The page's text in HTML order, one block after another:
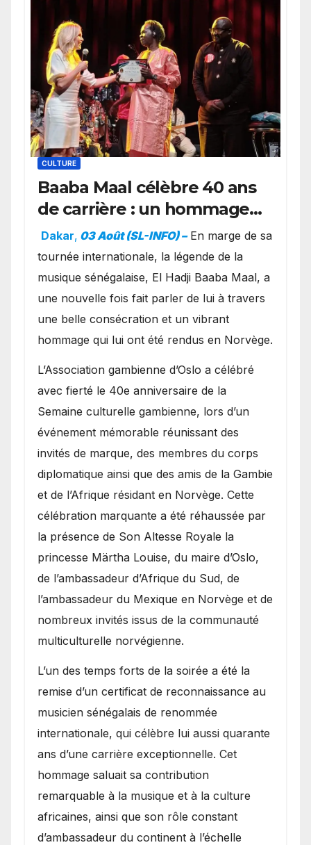
CULTURE
Baaba Maal célèbre 40 ans
de carrière : un hommage
exceptionnel à Oslo en
présence de la famille
royale.
Dakar, 03 Août (SL-INFO) – ​En marge de sa
tournée internationale, la légende de la
musique sénégalaise, El Hadji Baaba Maal, a
une nouvelle fois fait parler de lui à travers
une belle consécration et un vibrant
hommage qui lui ont été rendus en Norvège.
​L’Association gambienne d’Oslo a célébré
avec fierté le 40e anniversaire de la
Semaine culturelle gambienne, lors d’un
événement mémorable réunissant des
invités de marque, des membres du corps
diplomatique ainsi que des amis de la Gambie
et de l’Afrique résidant en Norvège. Cette
célébration marquante a été réhaussée par
la présence de Son Altesse Royale la
princesse Märtha Louise, du maire d’Oslo,
de l’ambassadeur d’Afrique du Sud, de
l’ambassadeur du Mexique en Norvège et de
nombreux invités issus de la communauté
multiculturelle norvégienne.
​L’un des temps forts de la soirée a été la
remise d’un certificat de reconnaissance au
musicien sénégalais de renommée
internationale, qui célèbre lui aussi quarante
ans d’une carrière exceptionnelle. Cet
hommage saluait sa contribution
remarquable à la musique et à la culture
africaines, ainsi que son rôle constant
d’ambassadeur du continent à l’échelle